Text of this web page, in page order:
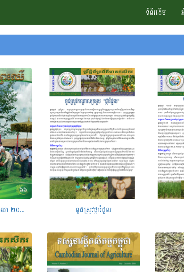
ទំព័រដើម
ទស្សនាវដ្តីព្រៃឈើ ខែតុលា ២០២៣ លេខ ៦៦ ពូជស្រូវផ្ការំដួល